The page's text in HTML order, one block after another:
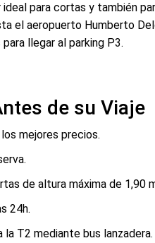
para cortas y también
el aeropuerto Humberto
llegar al parking P3.
de su Viaje
mejores precios.
de altura máxima de 1,90
24h.
T2 mediante bus lanzadera.